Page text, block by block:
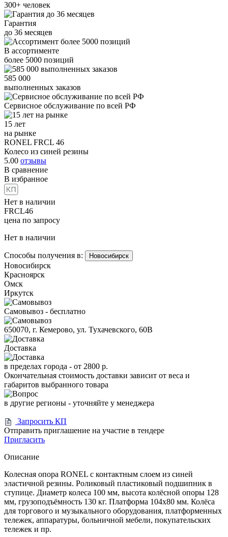
300+ человек
Гарантия
до 36 месяцев
В ассортименте
более 5000 позиций
585 000
выполненных заказов
Сервисное обслуживание по всей РФ
15 лет
на рынке
RONEL FRCL 46
Колесо из синей резины
5.00 отзывы
В сравнение
В избранное
Нет в наличии
FRCL46
цена по запросу
Нет в наличии
Способы получения в: Новосибирск
Новосибирск
Красноярск
Омск
Иркутск
Самовывоз - бесплатно
650070, г. Кемерово, ул. Тухачевского, 60В
Доставка
в пределах города - от 2800 р.
Окончательная стоимость доставки зависит от веса и
габаритов выбранного товара
в другие регионы - уточняйте у менеджера
Запросить КП
Отправить приглашение на участие в тендере
Пригласить
Описание
Колесная опора RONEL с контактным слоем из синей
эластичной резины. Роликовый пластиковый подшипник в
ступице. Диаметр колеса 100 мм, высота колёсной опоры 128
мм, грузоподъёмность 130 кг. Платформа 104x80 мм. Колёса
для торгового и музыкального оборудования, платформенных
тележек, аппаратуры, больничной мебели, покупательских
тележек и пр.